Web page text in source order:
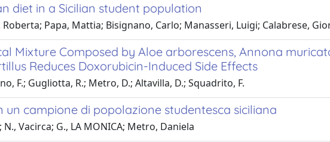
diet in a Sicilian student population
Papa, Mattia; Bisignano, Carlo; Manasseri, Luigi; Calabrese,
Mixture Composed by Aloe arborescens, Annona
Reduces Doxorubicin-Induced Side Effects
F.; Gugliotta, R.; Metro, D.; Altavilla, D.; Squadrito, F.
campione di popolazione studentesca siciliana
Vacirca; G., LA MONICA; Metro, Daniela